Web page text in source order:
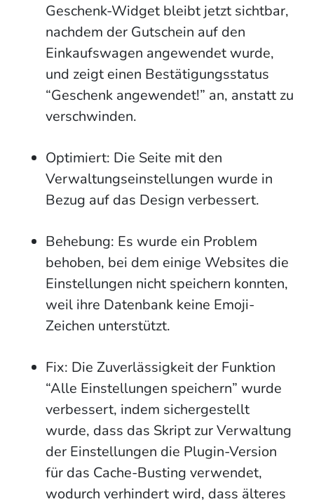
Geschenk-Widget bleibt jetzt sichtbar,
nachdem der Gutschein auf den
Einkaufswagen angewendet wurde,
und zeigt einen Bestätigungsstatus
“Geschenk angewendet!” an, anstatt zu
verschwinden.
Optimiert: Die Seite mit den
Verwaltungseinstellungen wurde in
Bezug auf das Design verbessert.
Behebung: Es wurde ein Problem
behoben, bei dem einige Websites die
Einstellungen nicht speichern konnten,
weil ihre Datenbank keine Emoji-
Zeichen unterstützt.
Fix: Die Zuverlässigkeit der Funktion
“Alle Einstellungen speichern” wurde
verbessert, indem sichergestellt
wurde, dass das Skript zur Verwaltung
der Einstellungen die Plugin-Version
für das Cache-Busting verwendet,
wodurch verhindert wird, dass älteres